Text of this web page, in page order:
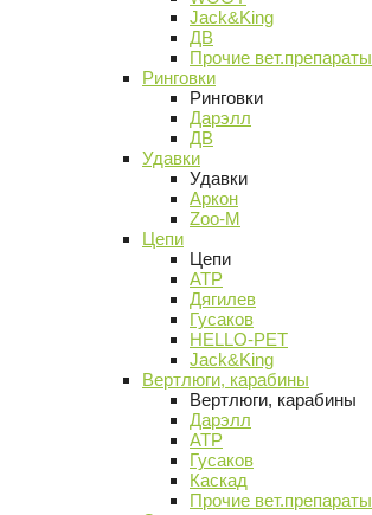
Jack&King
ДВ
Прочие вет.препараты
Ринговки
Ринговки
Дарэлл
ДВ
Удавки
Удавки
Аркон
Zoo-M
Цепи
Цепи
АТР
Дягилев
Гусаков
HELLO-PET
Jack&King
Вертлюги, карабины
Вертлюги, карабины
Дарэлл
АТР
Гусаков
Каскад
Прочие вет.препараты